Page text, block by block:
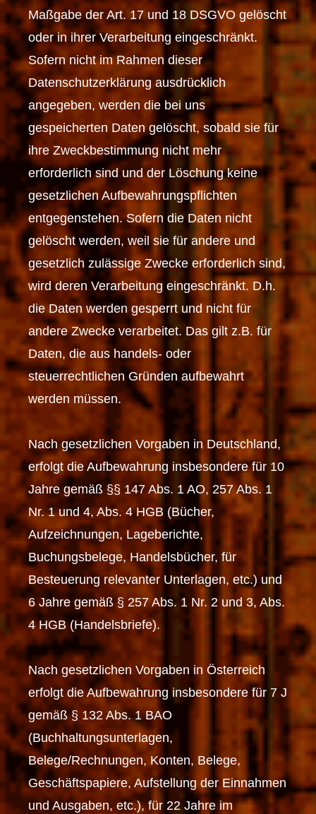
Maßgabe der Art. 17 und 18 DSGVO gelöscht
oder in ihrer Verarbeitung eingeschränkt.
Sofern nicht im Rahmen dieser
Datenschutzerklärung ausdrücklich
angegeben, werden die bei uns
gespeicherten Daten gelöscht, sobald sie für
ihre Zweckbestimmung nicht mehr
erforderlich sind und der Löschung keine
gesetzlichen Aufbewahrungspflichten
entgegenstehen. Sofern die Daten nicht
gelöscht werden, weil sie für andere und
gesetzlich zulässige Zwecke erforderlich sind,
wird deren Verarbeitung eingeschränkt. D.h.
die Daten werden gesperrt und nicht für
andere Zwecke verarbeitet. Das gilt z.B. für
Daten, die aus handels- oder
steuerrechtlichen Gründen aufbewahrt
werden müssen.
Nach gesetzlichen Vorgaben in Deutschland,
erfolgt die Aufbewahrung insbesondere für 10
Jahre gemäß §§ 147 Abs. 1 AO, 257 Abs. 1
Nr. 1 und 4, Abs. 4 HGB (Bücher,
Aufzeichnungen, Lageberichte,
Buchungsbelege, Handelsbücher, für
Besteuerung relevanter Unterlagen, etc.) und
6 Jahre gemäß § 257 Abs. 1 Nr. 2 und 3, Abs.
4 HGB (Handelsbriefe).
Nach gesetzlichen Vorgaben in Österreich
erfolgt die Aufbewahrung insbesondere für 7 J
gemäß § 132 Abs. 1 BAO
(Buchhaltungsunterlagen,
Belege/Rechnungen, Konten, Belege,
Geschäftspapiere, Aufstellung der Einnahmen
und Ausgaben, etc.), für 22 Jahre im